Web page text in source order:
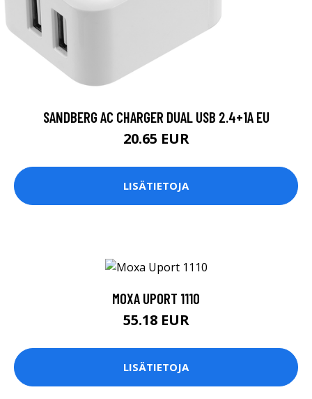
SANDBERG AC CHARGER DUAL USB 2.4+1A EU
20.65 EUR
LISÄTIETOJA
MOXA UPORT 1110
55.18 EUR
LISÄTIETOJA